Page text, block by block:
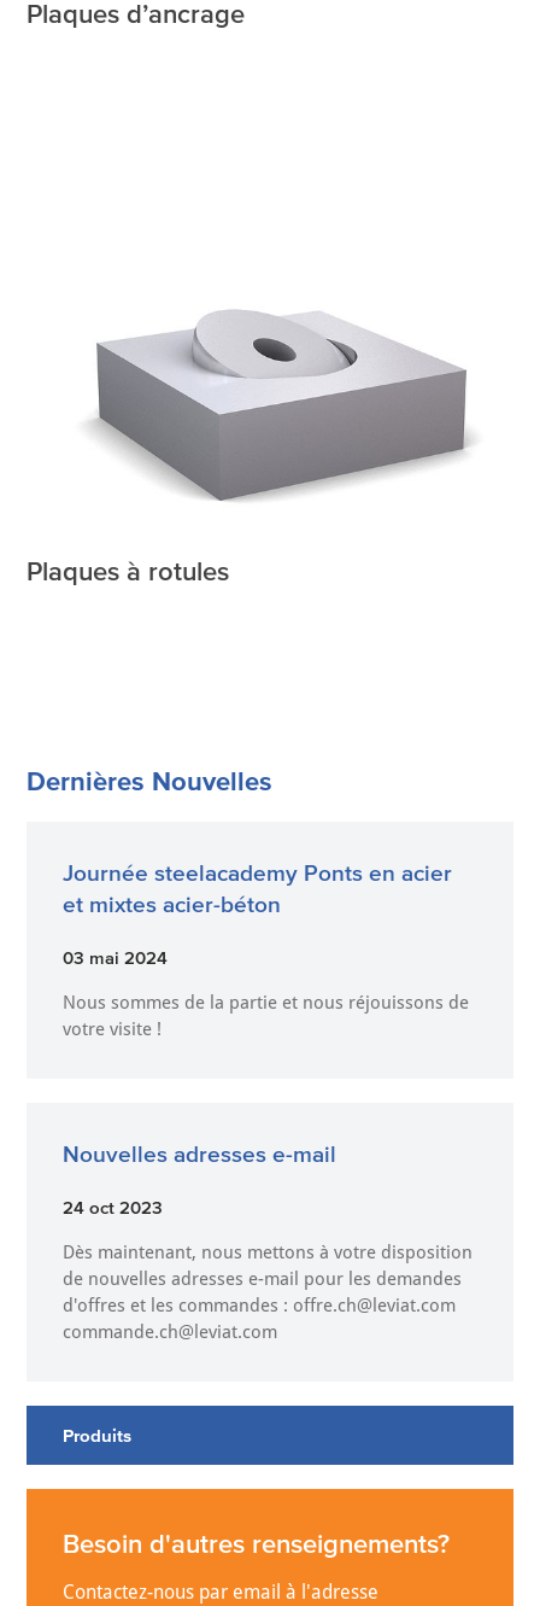
Plaques d’ancrage
Plaques à rotules
Dernières Nouvelles
Journée steelacademy Ponts en acier
et mixtes acier-béton
03 mai 2024
Nous sommes de la partie et nous réjouissons de
votre visite !
Nouvelles adresses e-mail
24 oct 2023
Dès maintenant, nous mettons à votre disposition
de nouvelles adresses e-mail pour les demandes
d'offres et les commandes : offre.ch@leviat.com
commande.ch@leviat.com
Produits
Besoin d'autres renseignements?
Contactez-nous par email à l'adresse